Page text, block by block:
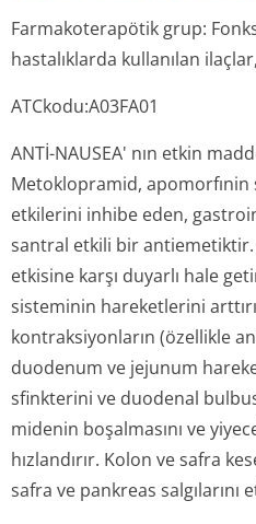
Farmakoterapötik grup:
hastalıklarda kullanılan
ATCkodu:A03FA01
ANTİ-NAUSEA' nın etkin
Metoklopramid,
etkilerini inhibe eden,
santral etkili bir antiemetiktir.
etkisine karşı duyarlı hale
sisteminin hareketlerini
kontraksiyonların (özellikle
duodenum ve jejunum
sfinkterini ve duodenal
midenin boşalmasını ve
hızlandırır. Kolon ve safra
safra ve pankreas salgılarını